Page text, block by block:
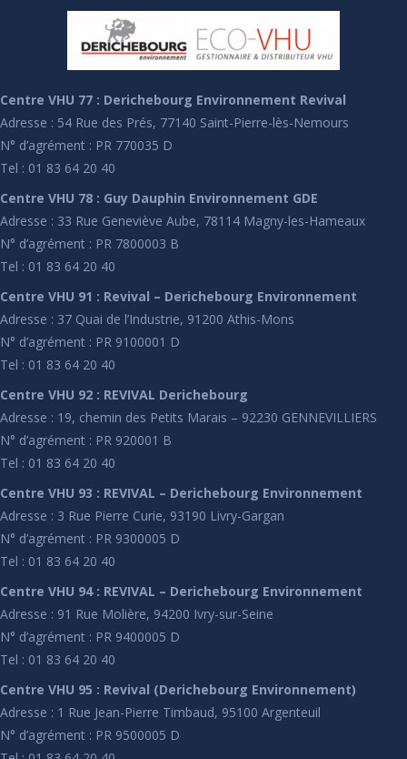
Centre VHU 77 : Derichebourg Environnement Revival
Adresse : 54 Rue des Prés, 77140 Saint-Pierre-lès-Nemours
N° d’agrément : PR 770035 D
Tel : 01 83 64 20 40
Centre VHU 78 : Guy Dauphin Environnement GDE
Adresse : 33 Rue Geneviève Aube, 78114 Magny-les-Hameaux
N° d’agrément : PR 7800003 B
Tel : 01 83 64 20 40
Centre VHU 91 : Revival – Derichebourg Environnement
Adresse : 37 Quai de l’Industrie, 91200 Athis-Mons
N° d’agrément : PR 9100001 D
Tel : 01 83 64 20 40
Centre VHU 92 : REVIVAL Derichebourg
Adresse : 19, chemin des Petits Marais – 92230 GENNEVILLIERS
N° d’agrément : PR 920001 B
Tel : 01 83 64 20 40
Centre VHU 93 : REVIVAL – Derichebourg Environnement
Adresse : 3 Rue Pierre Curie, 93190 Livry-Gargan
N° d’agrément : PR 9300005 D
Tel : 01 83 64 20 40
Centre VHU 94 : REVIVAL – Derichebourg Environnement
Adresse : 91 Rue Molière, 94200 Ivry-sur-Seine
N° d’agrément : PR 9400005 D
Tel : 01 83 64 20 40
Centre VHU 95 : Revival (Derichebourg Environnement)
Adresse : 1 Rue Jean-Pierre Timbaud, 95100 Argenteuil
N° d’agrément : PR 9500005 D